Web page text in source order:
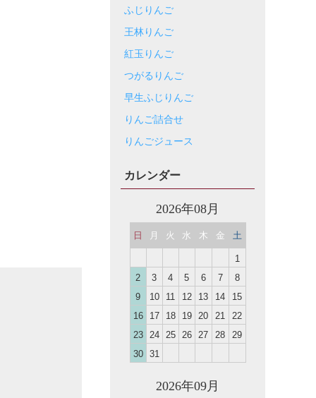
ふじりんご
王林りんご
紅玉りんご
つがるりんご
早生ふじりんご
りんご詰合せ
りんごジュース
カレンダー
2026年08月
日 月 火 水 木 金 土
1
2
3 4 5 6 7
8
9
10 11 12 13 14
15
16
17 18 19 20 21
22
23
24 25 26 27 28
29
30
31
2026年09月